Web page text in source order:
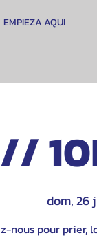
EMPIEZA AQUI
dom, 26
nous pour prier,